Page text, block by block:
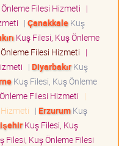
Filesi Hizmeti |
| ÇanakkaleKuş
Kuş Filesi, Kuş Önleme
Filesi Hizmeti |
| DiyarbakırKuş
Kuş Filesi, Kuş Önleme
Filesi Hizmeti |
| ErzurumKuş
Kuş Filesi, Kuş
Filesi, Kuş Önleme Filesi